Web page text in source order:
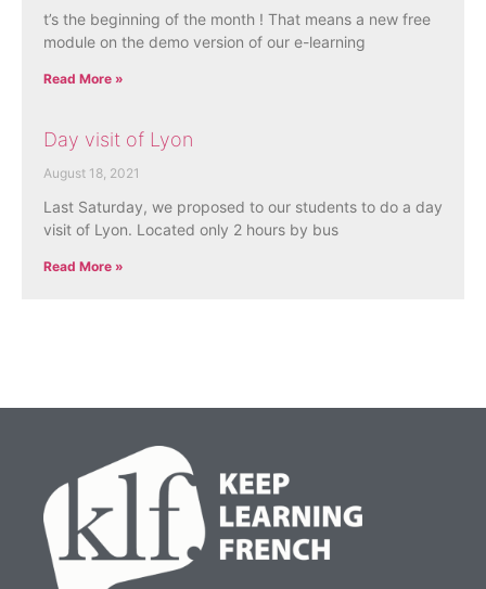
t’s the beginning of the month ! That means a new free
module on the demo version of our e-learning
Read More »
Day visit of Lyon
August 18, 2021
Last Saturday, we proposed to our students to do a day
visit of Lyon. Located only 2 hours by bus
Read More »